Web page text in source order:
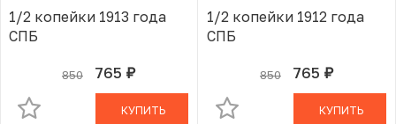
1/2 копейки 1913 года
СПБ
850 765 руб.
В КОРЗИНЕ
КУПИТЬ
1/2 копейки 1912 года
СПБ
850 765 руб.
В КОРЗИНЕ
КУПИТЬ